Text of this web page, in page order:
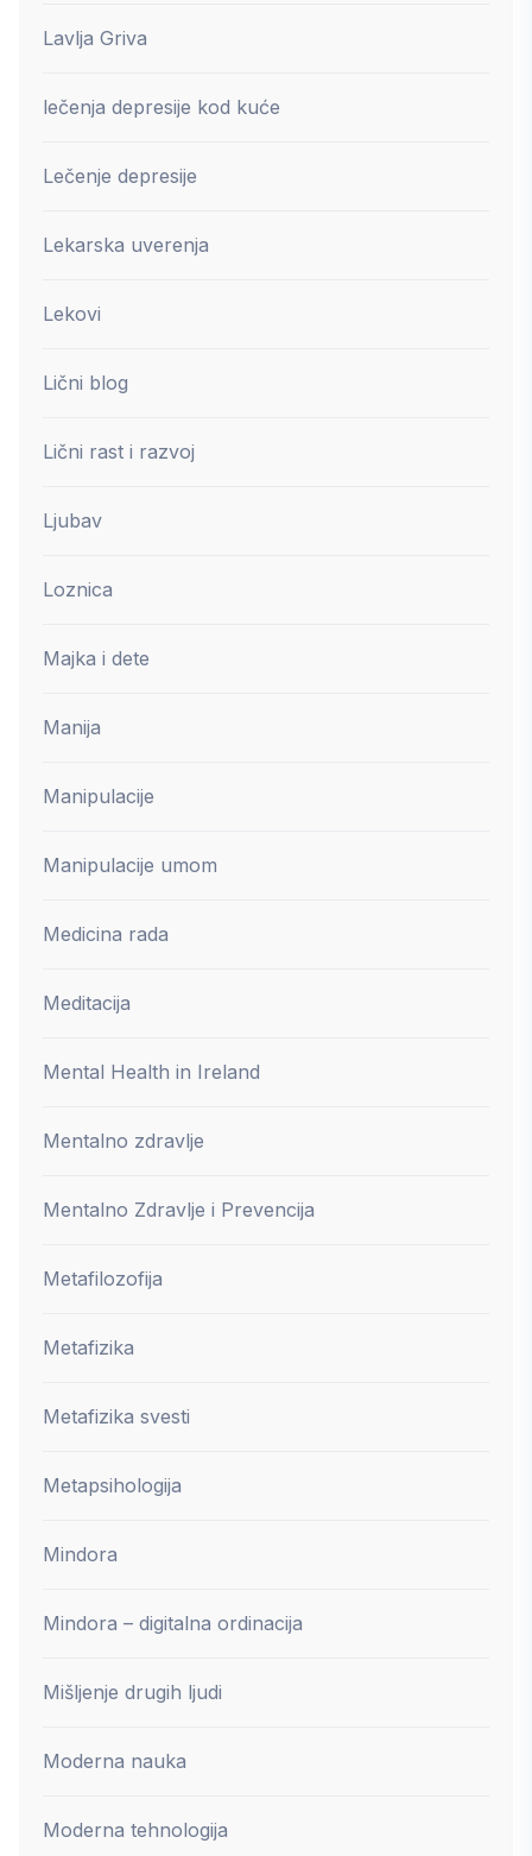
Lavlja Griva
lečenja depresije kod kuće
Lečenje depresije
Lekarska uverenja
Lekovi
Lični blog
Lični rast i razvoj
Ljubav
Loznica
Majka i dete
Manija
Manipulacije
Manipulacije umom
Medicina rada
Meditacija
Mental Health in Ireland
Mentalno zdravlje
Mentalno Zdravlje i Prevencija
Metafilozofija
Metafizika
Metafizika svesti
Metapsihologija
Mindora
Mindora – digitalna ordinacija
Mišljenje drugih ljudi
Moderna nauka
Moderna tehnologija